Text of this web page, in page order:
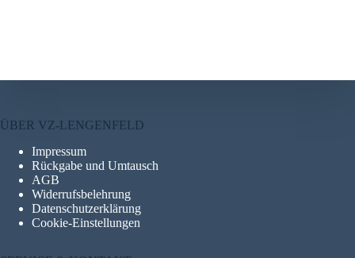
ÜBER VZ-LENGENFELD
Impressum
Rückgabe und Umtausch
AGB
Widerrufsbelehrung
Datenschutzerklärung
Cookie-Einstellungen